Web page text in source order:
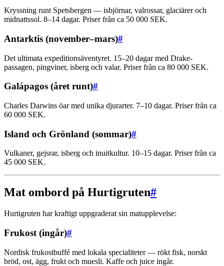
Kryssning runt Spetsbergen — isbjörnar, valrossar, glaciärer och
midnattssol. 8–14 dagar. Priser från ca 50 000 SEK.
Antarktis (november–mars)#
Det ultimata expeditionsäventyret. 15–20 dagar med Drake-
passagen, pingviner, isberg och valar. Priser från ca 80 000 SEK.
Galápagos (året runt)#
Charles Darwins öar med unika djurarter. 7–10 dagar. Priser från ca
60 000 SEK.
Island och Grönland (sommar)#
Vulkaner, gejsrar, isberg och inuitkultur. 10–15 dagar. Priser från ca
45 000 SEK.
Mat ombord på Hurtigruten#
Hurtigruten har kraftigt uppgraderat sin matupplevelse:
Frukost (ingår)#
Nordisk frukostbuffé med lokala specialiteter — rökt fisk, norskt
bröd, ost, ägg, frukt och muesli. Kaffe och juice ingår.